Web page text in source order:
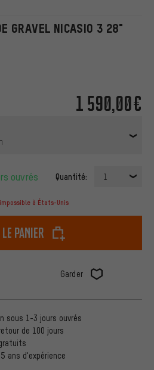
GRAVEL NICASIO 3 28"
1 590,00€
ouvrés Quantité: 1
à États-Unis
panier
Garder
sous 1-3 jours ouvrés
de 100 jours
ans d'expérience